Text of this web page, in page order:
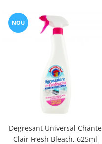
NOU
Degresant Universal Chante
Clair Fresh Bleach, 625ml